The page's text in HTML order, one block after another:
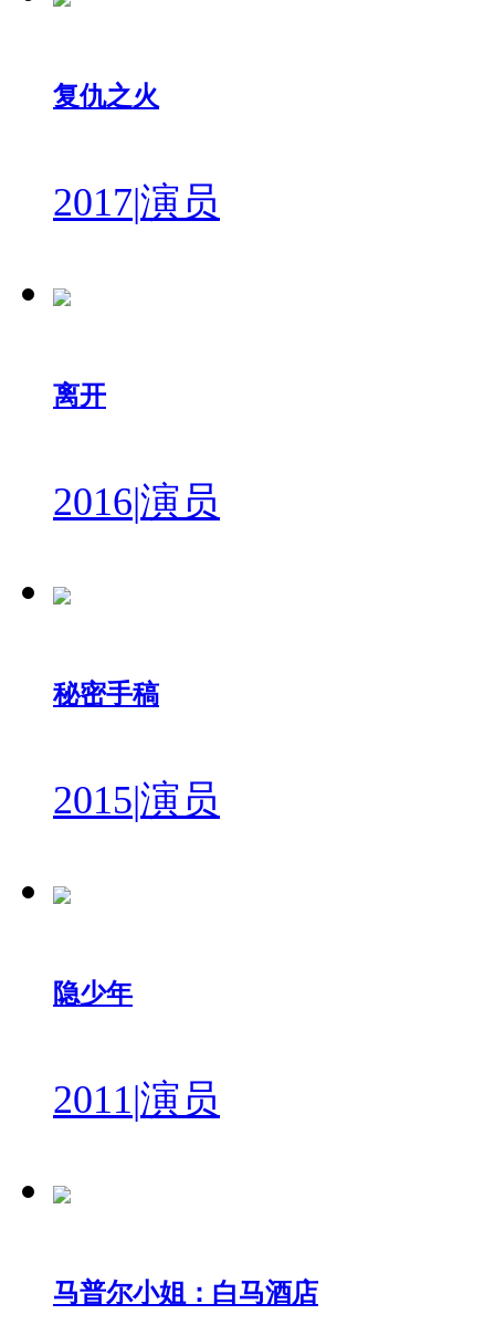
复仇之火
2017|演员
离开
2016|演员
秘密手稿
2015|演员
隐少年
2011|演员
马普尔小姐：白马酒店